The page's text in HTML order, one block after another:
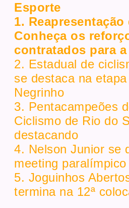
Esporte
1. Reapresentação
Conheça os
contratados para a
2. Estadual de
se destaca na
Negrinho
3. Pentacampeões
Ciclismo de Rio do
destacando
4. Nelson Junior se
meeting paralímpico
5. Joguinhos
termina na 12ª